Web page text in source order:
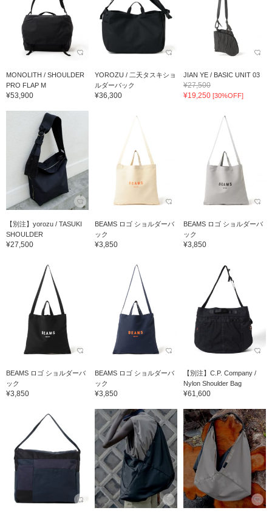
MONOLITH / SHOULDER
PRO FLAP M
¥53,900
YOROZU / 二天タスキショ
ルダーバック
¥36,300
JIAN YE / BASIC UNIT 03
¥27,500
¥19,250 [30%OFF]
【別注】yorozu / TASUKI
SHOULDER
¥27,500
BEAMS ロゴ ショルダーバ
ック
¥3,850
BEAMS ロゴ ショルダーバ
ック
¥3,850
BEAMS ロゴ ショルダーバ
ック
¥3,850
BEAMS ロゴ ショルダーバ
ック
¥3,850
【別注】C.P. Company /
Nylon Shoulder Bag
¥61,600